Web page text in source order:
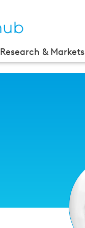
Research & Markets